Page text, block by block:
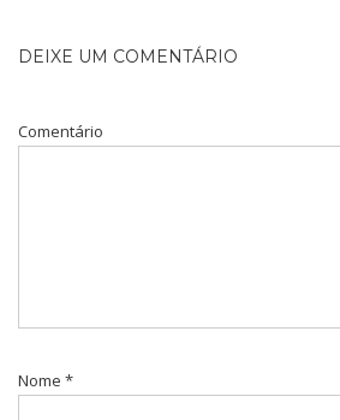
DEIXE UM COMENTÁRIO
Comentário
Nome *